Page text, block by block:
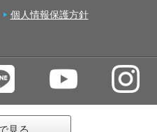
個人情報保護方針
見る